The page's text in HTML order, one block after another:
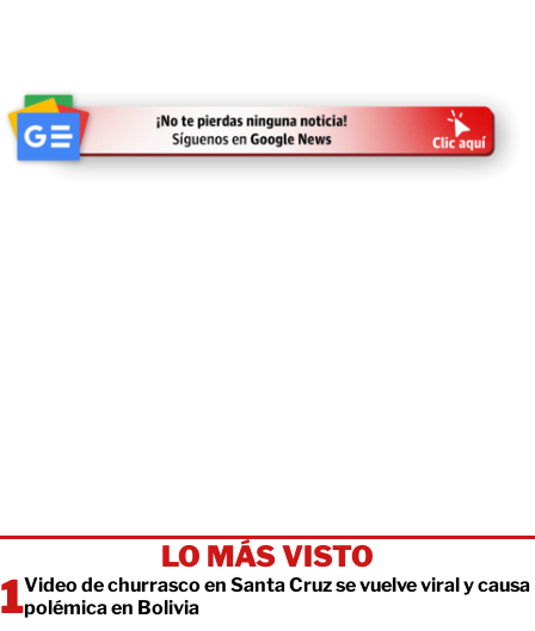
LO MÁS VISTO
Video de churrasco en Santa Cruz se vuelve viral y causa
polémica en Bolivia